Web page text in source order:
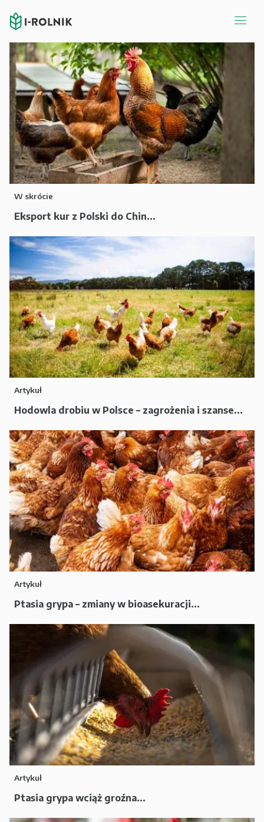
W skrócie
Eksport kur z Polski do Chin...
Artykuł
Hodowla drobiu w Polsce – zagrożenia i szanse...
Artykuł
Ptasia grypa – zmiany w bioasekuracji...
Artykuł
Ptasia grypa wciąż groźna...